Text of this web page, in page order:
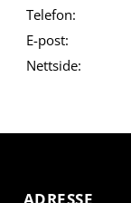
Telefon:
E-post:
Nettside: